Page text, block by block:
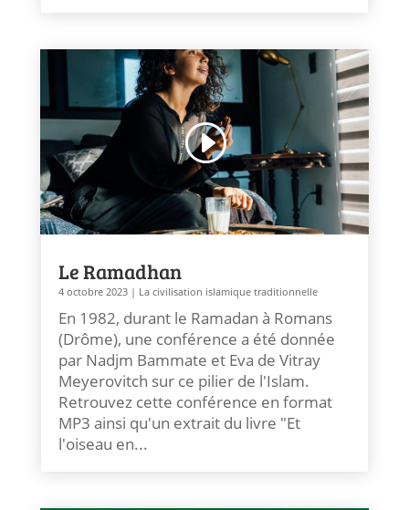
Le Ramadhan
4 octobre 2023| La civilisation islamique traditionnelle
En 1982, durant le Ramadan à Romans
(Drôme), une conférence a été donnée
par Nadjm Bammate et Eva de Vitray
Meyerovitch sur ce pilier de l'Islam.
Retrouvez cette conférence en format
MP3 ainsi qu'un extrait du livre "Et
l'oiseau en...